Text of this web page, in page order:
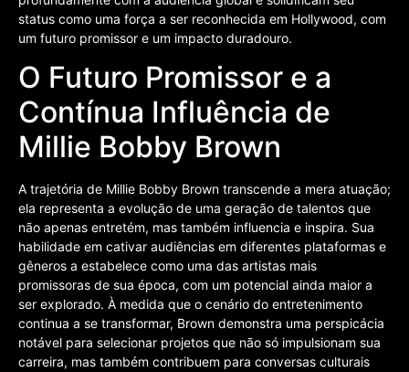
status como uma força a ser reconhecida em Hollywood, com
um futuro promissor e um impacto duradouro.
O Futuro Promissor e a
Contínua Influência de
Millie Bobby Brown
A trajetória de Millie Bobby Brown transcende a mera atuação;
ela representa a evolução de uma geração de talentos que
não apenas entretém, mas também influencia e inspira. Sua
habilidade em cativar audiências em diferentes plataformas e
gêneros a estabelece como uma das artistas mais
promissoras de sua época, com um potencial ainda maior a
ser explorado. À medida que o cenário do entretenimento
continua a se transformar, Brown demonstra uma perspicácia
notável para selecionar projetos que não só impulsionam sua
carreira, mas também contribuem para conversas culturais